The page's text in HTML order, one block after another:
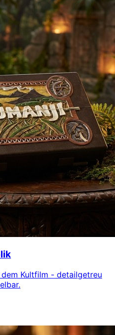
Kultfilm - detailgetreu